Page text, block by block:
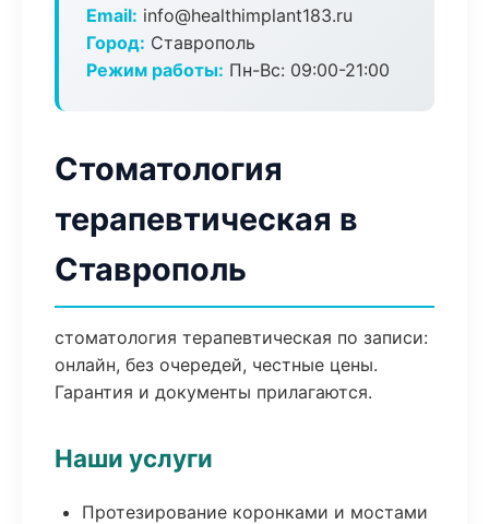
Email: info@healthimplant183.ru
Город: Ставрополь
Режим работы: Пн-Вс: 09:00-21:00
Стоматология
терапевтическая в
Ставрополь
стоматология терапевтическая по записи:
онлайн, без очередей, честные цены.
Гарантия и документы прилагаются.
Наши услуги
Протезирование коронками и мостами